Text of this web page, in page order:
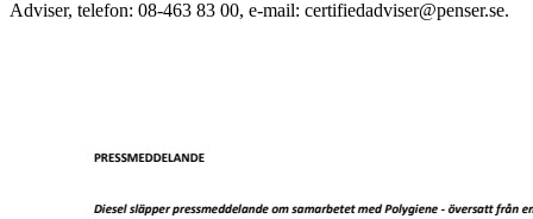
Adviser, telefon: 08-463 83 00, e-mail: certifiedadviser@penser.se.